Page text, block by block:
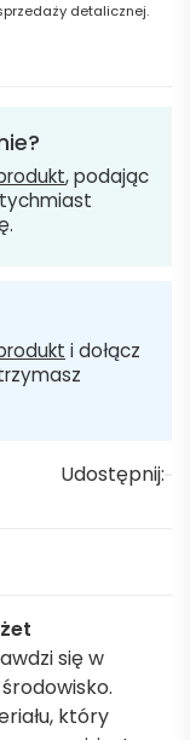
detalicznej.
, podając
i dołącz
Udostępnij:
się w
który